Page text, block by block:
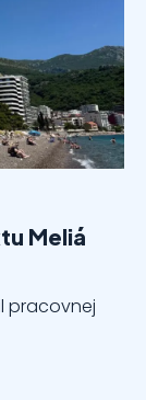
Meliá
pracovnej